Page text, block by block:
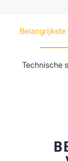
Belangrijkste
Technische